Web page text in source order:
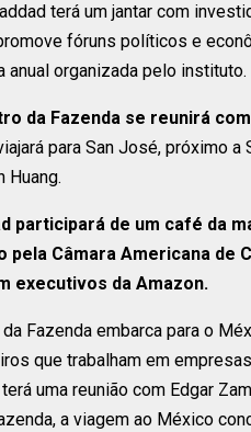
terá um jantar com
fóruns políticos e
organizada pelo instituto.
da Fazenda se reunirá
para San José, próximo
Huang.
participará de um café da
Câmara Americana de
executivos da Amazon.
Fazenda embarca para o
que trabalham em
terá uma reunião com Edgar
a viagem ao México